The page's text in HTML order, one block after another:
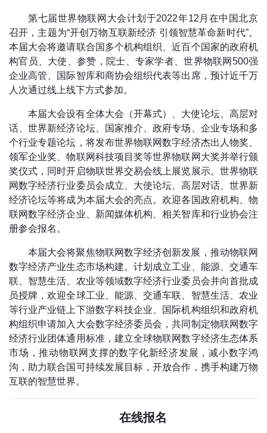
第七届世界物联网大会计划于2022年12月在中国北京
召开，主题为“开创万物互联新经济 引领智慧革命新时代”。
本届大会将邀请联合国多个机构组织、近百个国家的政府机
构官员、大使、参赞，院士、专家学者、世界物联网500强
企业高管、国际智库和商协会组织代表等出席，预计近千万
人次通过线上线下方式参加。
本届大会设有全体大会（开幕式）、大使论坛、高层对
话、世界新经济论坛、国家推介、政府专场、企业专场和多
个行业专题论坛，将发布世界物联网数字经济杰出人物奖、
领军企业奖、物联网科技项目奖等世界物联网大奖并举行颁
奖仪式，同时开启物联世界交易会线上展览展示。世界物联
网数字经济行业委员会成立、大使论坛、高层对话、世界新
经济论坛等将成为本届大会的亮点。欢迎各国政府机构、物
联网数字经济企业、新闻媒体机构、相关智库和行业协会注
册参会报名。
本届大会将聚焦物联网数字经济创新发展，推动物联网
数字经济产业生态市场构建。计划成立工业、能源、交通车
联、智慧生活、农业等领域数字经济行业委员会并向首批成
员授牌，欢迎全球工业、能源、交通车联、智慧生活、农业
等行业产业链上下游数字科技企业、国际机构组织和政府机
构组织申请加入大会数字经济委员会，共同制定物联网数字
经济行业团体通用标准，建立全球物联网数字经济生态体系
市场，推动物联网支撑的数字化新经济发展，减小数字鸿
沟，助力联合国可持续发展目标，开放合作，携手构建万物
互联的智慧世界。
在线报名